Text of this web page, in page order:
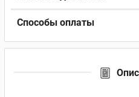
Способы оплаты